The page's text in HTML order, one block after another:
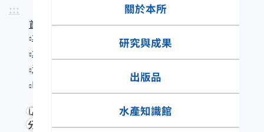
關於本所
研究與成果
出版品
水產知識館
:::
首頁
水產知識館
水產數位典藏
沿近海標本數位典藏
Hypogaleus hyugaensis
分享